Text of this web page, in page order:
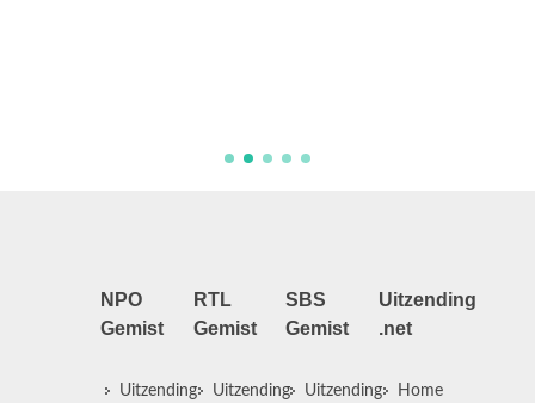
NPO
Gemist
Uitzending
RTL
Gemist
Uitzending
SBS
Gemist
Uitzending
Uitzending
.net
Home